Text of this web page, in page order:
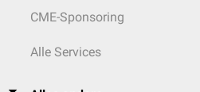
CME-Sponsoring
Alle Services